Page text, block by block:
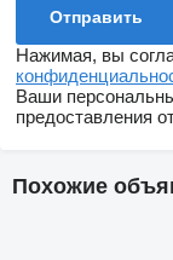
Нажимая, вы
Ваши
предоставления
Похожие